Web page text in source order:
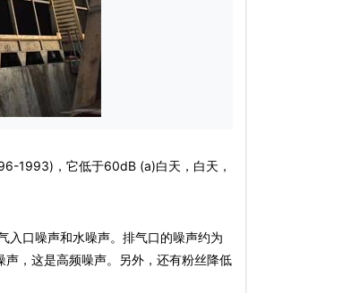
1993)，它低于60dB (a)白天，白天，
口噪声和水噪声。排气口的噪声约为
，这是高频噪声。另外，还有粉丝降低